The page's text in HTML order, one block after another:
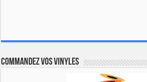
Commandez vos vinyles